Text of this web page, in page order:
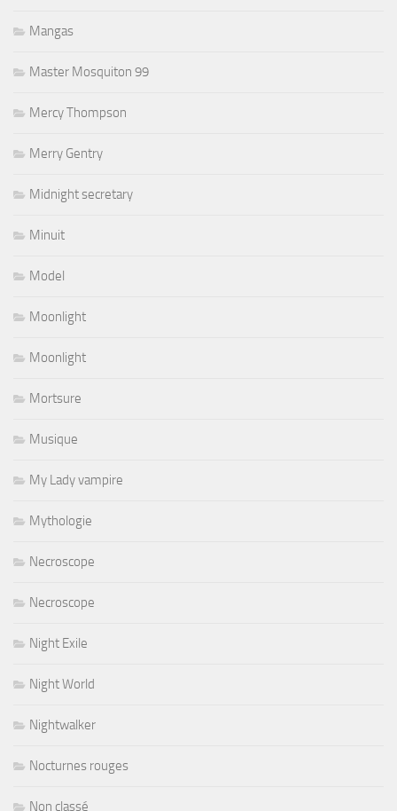
Mangas
Master Mosquiton 99
Mercy Thompson
Merry Gentry
Midnight secretary
Minuit
Model
Moonlight
Moonlight
Mortsure
Musique
My Lady vampire
Mythologie
Necroscope
Necroscope
Night Exile
Night World
Nightwalker
Nocturnes rouges
Non classé